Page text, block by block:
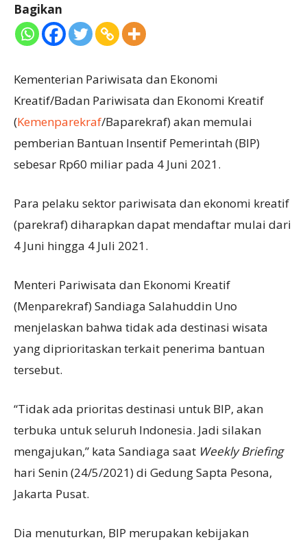
Bagikan
Kementerian Pariwisata dan Ekonomi
Kreatif/Badan Pariwisata dan Ekonomi Kreatif
(Kemenparekraf/Baparekraf) akan memulai
pemberian Bantuan Insentif Pemerintah (BIP)
sebesar Rp60 miliar pada 4 Juni 2021.
Para pelaku sektor pariwisata dan ekonomi kreatif
(parekraf) diharapkan dapat mendaftar mulai dari
4 Juni hingga 4 Juli 2021.
Menteri Pariwisata dan Ekonomi Kreatif
(Menparekraf) Sandiaga Salahuddin Uno
menjelaskan bahwa tidak ada destinasi wisata
yang diprioritaskan terkait penerima bantuan
tersebut.
“Tidak ada prioritas destinasi untuk BIP, akan
terbuka untuk seluruh Indonesia. Jadi silakan
mengajukan,” kata Sandiaga saat Weekly Briefing
hari Senin (24/5/2021) di Gedung Sapta Pesona,
Jakarta Pusat.
Dia menuturkan, BIP merupakan kebijakan